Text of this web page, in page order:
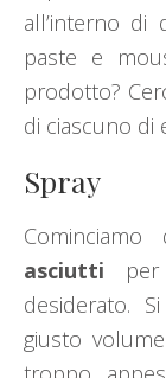
all’interno di
paste e
prodotto?
di ciascuno di
Spray
Cominciamo
asciutti per
desiderato.
giusto